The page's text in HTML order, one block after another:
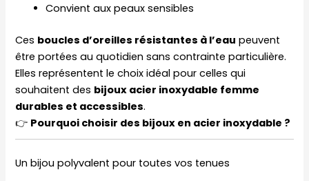
Convient aux peaux sensibles
Ces boucles d’oreilles résistantes à l’eau peuvent
être portées au quotidien sans contrainte particulière.
Elles représentent le choix idéal pour celles qui
souhaitent des bijoux acier inoxydable femme
durables et accessibles.
👉 Pourquoi choisir des bijoux en acier inoxydable ?
Un bijou polyvalent pour toutes vos tenues